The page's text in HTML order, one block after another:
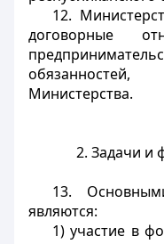
12.
договорные
Министерства.
2. Задачи и
13.
являются:
1) участие в